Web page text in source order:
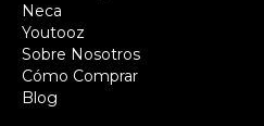
Neca
Youtooz
Sobre Nosotros
Cómo Comprar
Blog